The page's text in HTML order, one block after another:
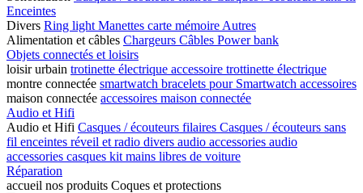
Enceintes
Divers Ring light Manettes carte mémoire Autres
Alimentation et câbles Chargeurs Câbles Power bank
Objets connectés et loisirs
loisir urbain trotinette électrique accessoire trottinette électrique
montre connectée smartwatch bracelets pour Smartwatch accessoires
maison connectée accessoires maison connectée
Audio et Hifi
Audio et Hifi Casques / écouteurs filaires Casques / écouteurs sans
fil enceintes réveil et radio divers audio accessories audio
accessories casques kit mains libres de voiture
Réparation
accueil nos produits Coques et protections